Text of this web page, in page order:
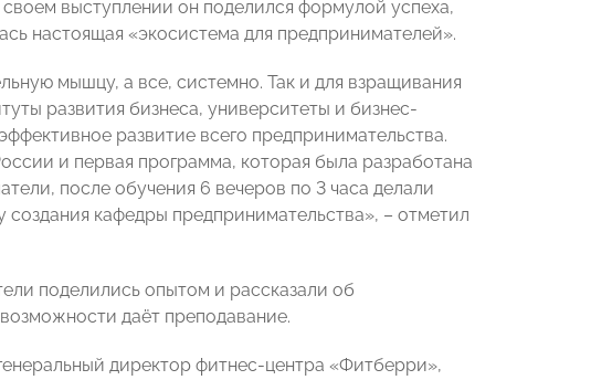
выступлении он поделился формулой успеха,
настоящая «экосистема для предпринимателей».
мышцу, а все, системно. Так и для взращивания
развития бизнеса, университеты и бизнес-
развитие всего предпринимательства.
и первая программа, которая была разработана
после обучения 6 вечеров по 3 часа делали
кафедры предпринимательства», – отметил
поделились опытом и рассказали об
даёт преподавание.
директор фитнес-центра «Фитберри»,